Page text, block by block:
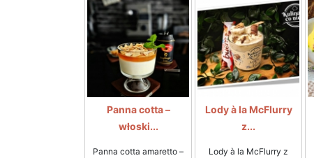
Panna cotta –
włoski...
Panna cotta amaretto –
Lody à la McFlurry
z...
Lody à la McFlurry z